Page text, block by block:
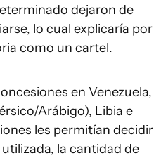
dejaron de
lo cual explicaría por
como un cartel.
en Venezuela,
Arábigo), Libia e
les permitían decidir
la cantidad de